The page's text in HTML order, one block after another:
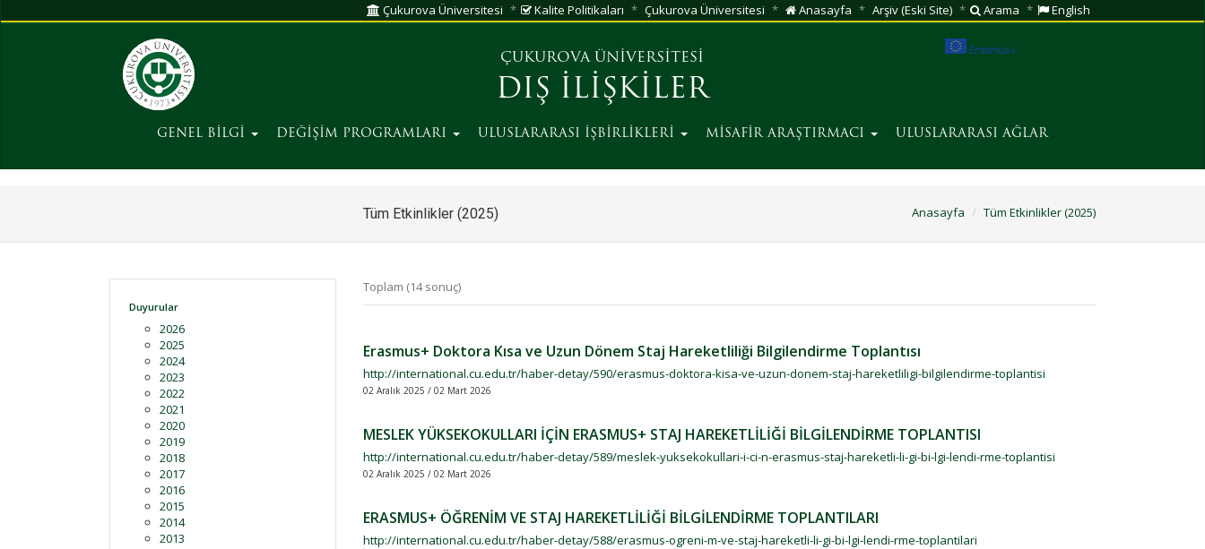
Çukurova Üniversitesi Kalite Politikaları Çukurova Üniversitesi Anasayfa Arşiv (Eski Site) Arama English
ÇUKUROVA ÜNİVERSİTESİ
DIŞ İLİŞKİLER
GENEL BİLGİ DEĞİŞİM PROGRAMLARI ULUSLARARASI İŞBİRLİKLERİ MİSAFİR ARAŞTIRMACI ULUSLARARASI AĞLAR
Tüm Etkinlikler (2025) Anasayfa Tüm Etkinlikler (2025)
Duyurular
2026
2025
2024
2023
2022
2021
2020
2019
2018
2017
2016
2015
2014
2013
Toplam (14 sonuç)
Erasmus+ Doktora Kısa ve Uzun Dönem Staj Hareketliliği Bilgilendirme Toplantısı
http://international.cu.edu.tr/haber-detay/590/erasmus-doktora-kisa-ve-uzun-donem-staj-hareketliligi-bilgilendirme-toplantisi
02 Aralık 2025 / 02 Mart 2026
MESLEK YÜKSEKOKULLARI İÇİN ERASMUS+ STAJ HAREKETLİLİĞİ BİLGİLENDİRME TOPLANTISI
http://international.cu.edu.tr/haber-detay/589/meslek-yuksekokullari-i-ci-n-erasmus-staj-hareketli-li-gi-bi-lgi-lendi-rme-toplantisi
02 Aralık 2025 / 02 Mart 2026
ERASMUS+ ÖĞRENİM VE STAJ HAREKETLİLİĞİ BİLGİLENDİRME TOPLANTILARI
http://international.cu.edu.tr/haber-detay/588/erasmus-ogreni-m-ve-staj-hareketli-li-gi-bi-lgi-lendi-rme-toplantilari